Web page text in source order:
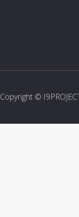
Copyright ©